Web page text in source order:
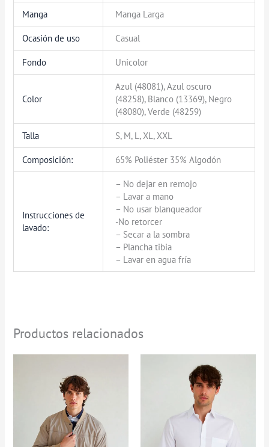
Manga Manga Larga
Ocasión de uso Casual
Fondo Unicolor
Color
Azul (48081), Azul oscuro
(48258), Blanco (13369), Negro
(48080), Verde (48259)
Talla S, M, L, XL, XXL
Composición: 65% Poliéster 35% Algodón
Instrucciones de
lavado:
– No dejar en remojo
– Lavar a mano
– No usar blanqueador
-No retorcer
– Secar a la sombra
– Plancha tibia
– Lavar en agua fría
Productos relacionados
precios:
desde
$0
hasta
$269.900